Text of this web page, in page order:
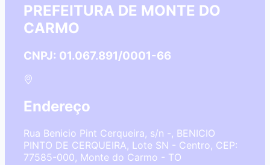
PREFEITURA DE MONTE DO
CARMO
CNPJ: 01.067.891/0001-66
Endereço
Rua Benicio Pint Cerqueira, s/n -, BENICIO
PINTO DE CERQUEIRA, Lote SN - Centro, CEP:
77585-000, Monte do Carmo - TO